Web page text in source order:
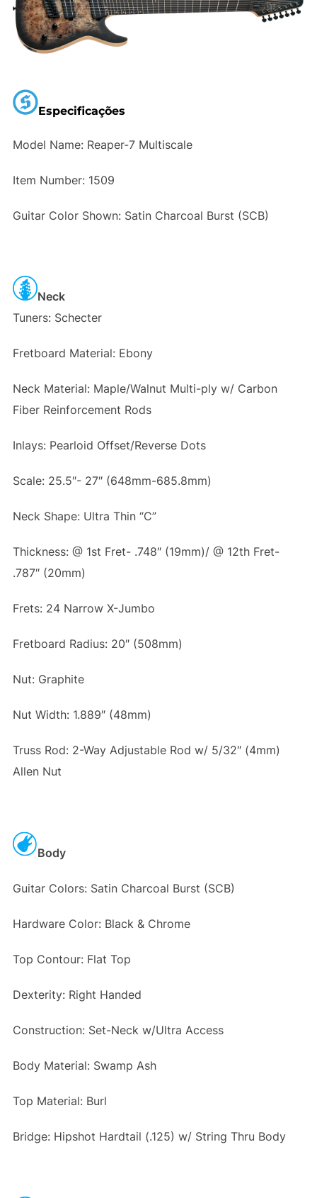
Especificações
Model Name: Reaper-7 Multiscale
Item Number: 1509
Guitar Color Shown: Satin Charcoal Burst (SCB)
Neck
Tuners: Schecter
Fretboard Material: Ebony
Neck Material: Maple/Walnut Multi-ply w/ Carbon
Fiber Reinforcement Rods
Inlays: Pearloid Offset/Reverse Dots
Scale: 25.5″- 27″ (648mm-685.8mm)
Neck Shape: Ultra Thin “C”
Thickness: @ 1st Fret- .748″ (19mm)/ @ 12th Fret-
.787″ (20mm)
Frets: 24 Narrow X-Jumbo
Fretboard Radius: 20″ (508mm)
Nut: Graphite
Nut Width: 1.889″ (48mm)
Truss Rod: 2-Way Adjustable Rod w/ 5/32″ (4mm)
Allen Nut
Body
Guitar Colors: Satin Charcoal Burst (SCB)
Hardware Color: Black & Chrome
Top Contour: Flat Top
Dexterity: Right Handed
Construction: Set-Neck w/Ultra Access
Body Material: Swamp Ash
Top Material: Burl
Bridge: Hipshot Hardtail (.125) w/ String Thru Body